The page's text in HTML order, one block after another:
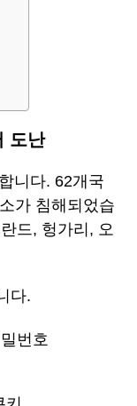
도난
니다. 62개국
가 침해되었습
드, 헝가리, 오
다.
번호